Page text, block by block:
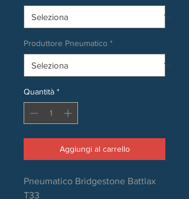
Produttore Pneumatico *
Quantità *
Aggiungi al carrello
Pneumatico Bridgestone Battlax
T33